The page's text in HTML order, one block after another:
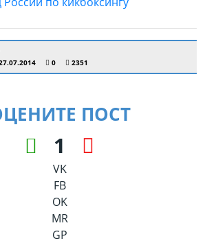
0 2351
ПОСТ
1
VK
FB
OK
MR
GP